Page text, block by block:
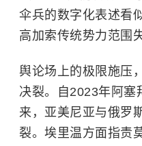
伞兵的数字化表述看
高加索传统势力范围
舆论场上的极限施压
决裂。自2023年阿塞
来，亚美尼亚与俄罗
裂。埃里温方面指责